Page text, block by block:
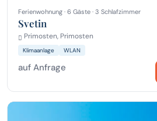
Ferienwohnung · 6 Gäste · 3 Schlafzimmer
Svetin
Primosten, Primosten
Klimaanlage WLAN
auf Anfrage